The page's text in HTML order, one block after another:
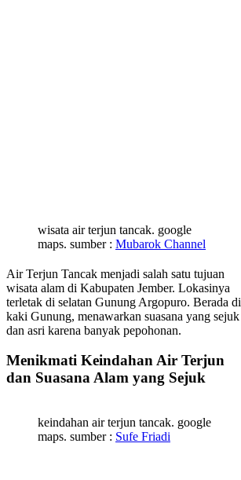
wisata air terjun tancak. google
maps. sumber : Mubarok Channel
Air Terjun Tancak menjadi salah satu tujuan
wisata alam di Kabupaten Jember. Lokasinya
terletak di selatan Gunung Argopuro. Berada di
kaki Gunung, menawarkan suasana yang sejuk
dan asri karena banyak pepohonan.
Menikmati Keindahan Air Terjun
dan Suasana Alam yang Sejuk
keindahan air terjun tancak. google
maps. sumber : Sufe Friadi